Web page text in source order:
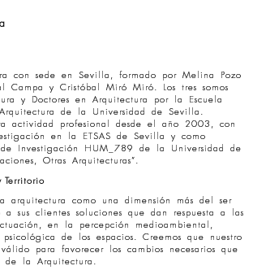
con sede en Sevilla, formado por Melina Pozo
Campa y Cristóbal Miró Miró. Los tres somos
y Doctores en Arquitectura por la Escuela
de la Universidad de Sevilla.
actividad profesional desde el año 2003, con
en la ETSAS de Sevilla y como
Investigación HUM_789 de la Universidad de
Otras Arquitecturas”.
Territorio
arquitectura como una dimensión más del ser
a sus clientes soluciones que dan respuesta a las
en la percepción medioambiental,
de los espacios. Creemos que nuestro
para favorecer los cambios necesarios que
de la Arquitectura.